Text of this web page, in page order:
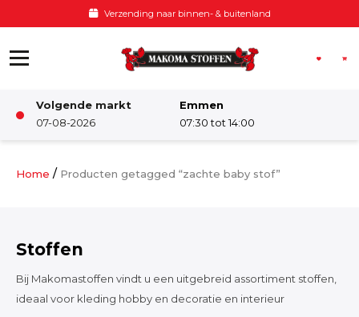
Verzending naar binnen- & buitenland
Volgende markt
07-08-2026
Emmen
07:30 tot 14:00
Damesstoffen
Home / Producten getagged “zachte baby stof”
Stoffen
Bij Makomastoffen vindt u een uitgebreid assortiment stoffen,
ideaal voor kleding hobby en decoratie en interieur